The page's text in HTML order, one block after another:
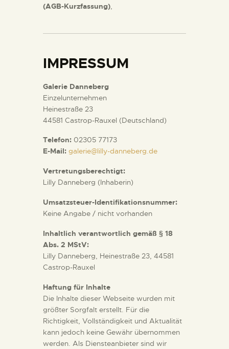
(AGB-Kurzfassung),
IMPRESSUM
Galerie Danneberg
Einzelunternehmen
Heinestraße 23
44581 Castrop-Rauxel (Deutschland)
Telefon: 02305 77173
E-Mail: galerie@lilly-danneberg.de
Vertretungsberechtigt:
Lilly Danneberg (Inhaberin)
Umsatzsteuer-Identifikationsnummer:
Keine Angabe / nicht vorhanden
Inhaltlich verantwortlich gemäß § 18
Abs. 2 MStV:
Lilly Danneberg, Heinestraße 23, 44581
Castrop-Rauxel
Haftung für Inhalte
Die Inhalte dieser Webseite wurden mit
größter Sorgfalt erstellt. Für die
Richtigkeit, Vollständigkeit und Aktualität
kann jedoch keine Gewähr übernommen
werden. Als Diensteanbieter sind wir